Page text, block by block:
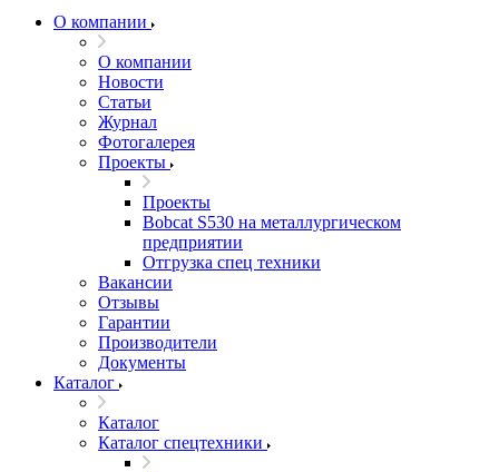
О компании
О компании
Новости
Статьи
Журнал
Фотогалерея
Проекты
Проекты
Bobcat S530 на металлургическом
предприятии
Отгрузка спец техники
Вакансии
Отзывы
Гарантии
Производители
Документы
Каталог
Каталог
Каталог спецтехники